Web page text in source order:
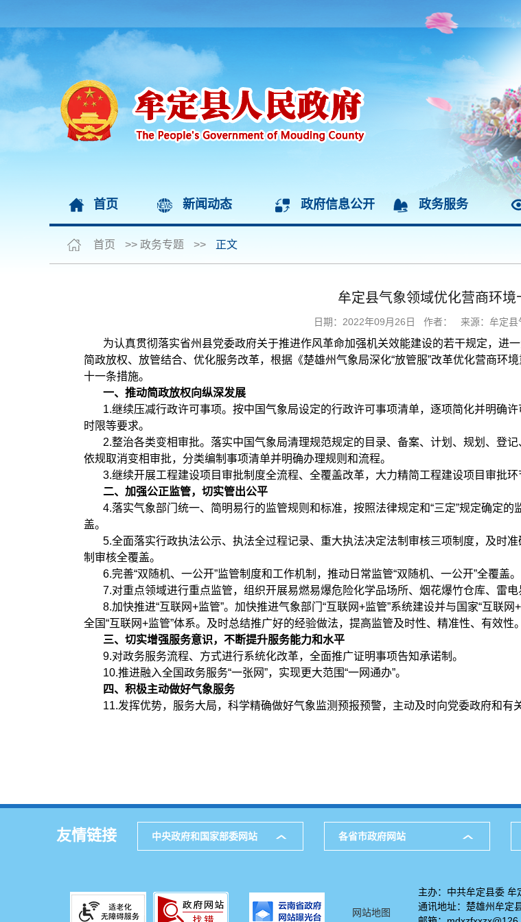
首页 新闻动态 政府信息公开 政务服务
首页 >> 政务专题 >> 正文
牟定县气象领域优化营商环境
日期：2022年09月26日 作者： 来源：牟定
为认真贯彻落实省州县党委政府关于推进作风革命加强机关效能建设的若干规定，进
简政放权、放管结合、优化服务改革，根据《楚雄州气象局深化“放管服”改革优化营商环
十一条措施。
一、推动简政放权向纵深发展
1.继续压减行政许可事项。按中国气象局设定的行政许可事项清单，逐项简化并明确
时限等要求。
2.整治各类变相审批。落实中国气象局清理规范规定的目录、备案、计划、规划、登
依规取消变相审批，分类编制事项清单并明确办理规则和流程。
3.继续开展工程建设项目审批制度全流程、全覆盖改革，大力精简工程建设项目审批
二、 加强公正监管，切实管出公平
4.落实气象部门统一、简明易行的监管规则和标准，按照法律规定和“三定”规定确定
盖。
5.全面落实行政执法公示、执法全过程记录、重大执法决定法制审核三项制度，及时
制审核全覆盖。
6.完善“双随机、一公开”监管制度和工作机制，推动日常监管“双随机、一公开”全覆盖。
7.对重点领域进行重点监管，组织开展易燃易爆危险化学品场所、烟花爆竹仓库、雷电
8.加快推进“互联网+监管”。加快推进气象部门“互联网+监管”系统建设并与国家“互联
全国“互联网+监管”体系。及时总结推广好的经验做法，提高监管及时性、精准性、有效性。
三、切实增强服务意识，不断提升服务能力和水平
9.对政务服务流程、方式进行系统化改革，全面推广证明事项告知承诺制。
10.推进融入全国政务服务“一张网”，实现更大范围“一网通办”。
四、积极主动做好气象服务
11.发挥优势，服务大局，科学精确做好气象监测预报预警，主动及时向党委政府和有
友情链接 中央政府和国家部委网站 各省市政府网站
网站地图
主办：中共牟定县委
通讯地址：楚雄州牟定